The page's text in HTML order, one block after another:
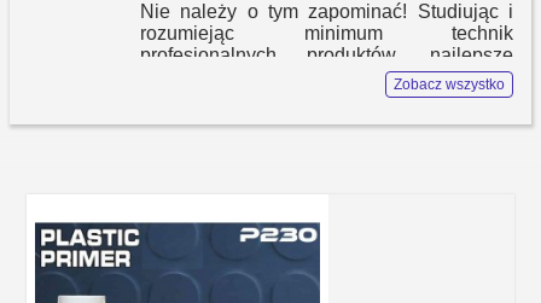
Nie należy o tym zapominać! Studiując i
rozumiejąc minimum technik
profesjonalnych produktów, najlepsze
wyniki osiąga się w przynętach pod
względem trwałości i efektów
kolorystycznych.
sucho.
Następnie kurz należy usunąć. Jeśli masz
sprężarkę powietrza, możesz użyć miecha,
aby wydmuchać powietrze pod ciśnieniem.
Zobacz wszystko